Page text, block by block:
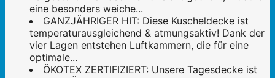
eine besonders weiche...
GANZJÄHRIGER HIT: Diese Kuscheldecke ist
temperaturausgleichend & atmungsaktiv! Dank der
vier Lagen entstehen Luftkammern, die für eine
optimale...
ÖKOTEX ZERTIFIZIERT: Unsere Tagesdecke ist